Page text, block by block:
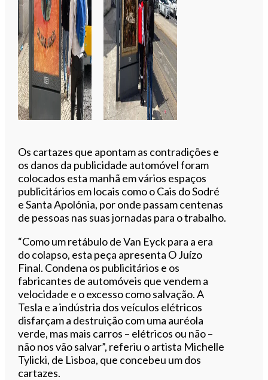
Os cartazes que apontam as contradições e
os danos da publicidade automóvel foram
colocados esta manhã em vários espaços
publicitários em locais como o Cais do Sodré
e Santa Apolónia, por onde passam centenas
de pessoas nas suas jornadas para o trabalho.
“Como um retábulo de Van Eyck para a era
do colapso, esta peça apresenta O Juízo
Final. Condena os publicitários e os
fabricantes de automóveis que vendem a
velocidade e o excesso como salvação. A
Tesla e a indústria dos veículos elétricos
disfarçam a destruição com uma auréola
verde, mas mais carros – elétricos ou não –
não nos vão salvar”, referiu o artista Michelle
Tylicki, de Lisboa, que concebeu um dos
cartazes.